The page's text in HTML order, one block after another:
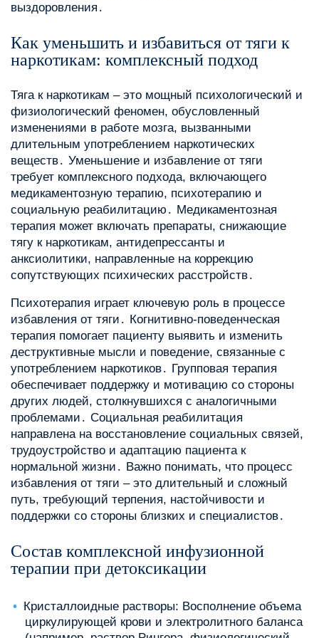
выздоровления․
Как уменьшить и избавиться от тяги к
наркотикам: комплексный подход
Тяга к наркотикам – это мощный психологический и
физиологический феномен, обусловленный
изменениями в работе мозга, вызванными
длительным употреблением наркотических
веществ․ Уменьшение и избавление от тяги
требует комплексного подхода, включающего
медикаментозную терапию, психотерапию и
социальную реабилитацию․ Медикаментозная
терапия может включать препараты, снижающие
тягу к наркотикам, антидепрессанты и
анксиолитики, направленные на коррекцию
сопутствующих психических расстройств․
Психотерапия играет ключевую роль в процессе
избавления от тяги․ Когнитивно-поведенческая
терапия помогает пациенту выявить и изменить
деструктивные мысли и поведение, связанные с
употреблением наркотиков․ Групповая терапия
обеспечивает поддержку и мотивацию со стороны
других людей, столкнувшихся с аналогичными
проблемами․ Социальная реабилитация
направлена на восстановление социальных связей,
трудоустройство и адаптацию пациента к
нормальной жизни․ Важно понимать, что процесс
избавления от тяги – это длительный и сложный
путь, требующий терпения, настойчивости и
поддержки со стороны близких и специалистов․
Состав комплексной инфузионной
терапии при детоксикации
Кристаллоидные растворы: Восполнение объема
циркулирующей крови и электролитного баланса